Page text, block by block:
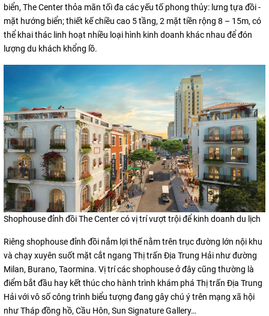
biển, The Center thỏa mãn tối đa các yếu tố phong thủy: lưng tựa đồi -
mặt hướng biển; thiết kế chiều cao 5 tầng, 2 mặt tiền rộng 8 – 15m, có
thể khai thác linh hoạt nhiều loại hình kinh doanh khác nhau để đón
lượng du khách khổng lồ.
Shophouse đỉnh đồi The Center có vị trí vượt trội để kinh doanh du lịch
Riêng shophouse đỉnh đồi nắm lợi thế nằm trên trục đường lớn nội khu
và chạy xuyên suốt mặt cắt ngang Thị trấn Địa Trung Hải như đường
Milan, Burano, Taormina. Vị trí các shophouse ở đây cũng thường là
điểm bắt đầu hay kết thúc cho hành trình khám phá Thị trấn Địa Trung
Hải với vô số công trình biểu tượng đang gây chú ý trên mạng xã hội
như Tháp đồng hồ, Cầu Hôn, Sun Signature Gallery…